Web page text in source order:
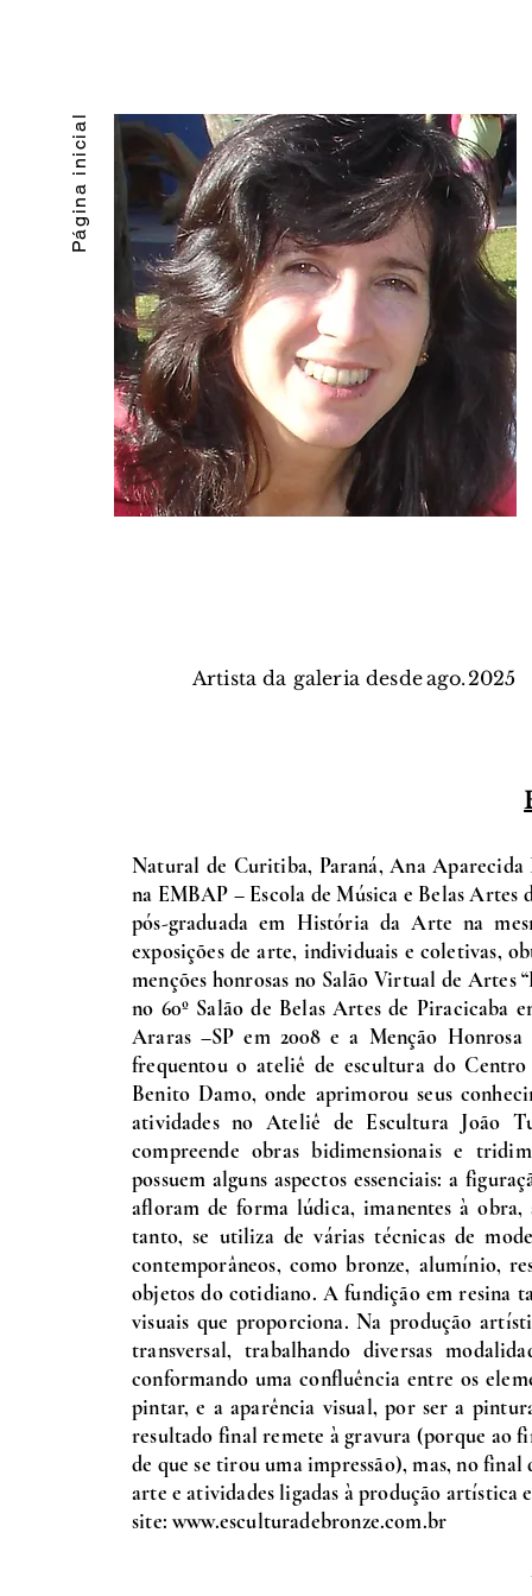
Página inicial
Artista da galeria desdeago.2025
Natural de Curitiba, Paraná, Ana Aparecida
na EMBAP – Escola de Música e Belas Artes
pós-graduada em História da Arte na
exposições de arte, individuais e coletivas,
menções honrosas no Salão Virtual de Artes
no 60º Salão de Belas Artes de Piracicaba
Araras –SP em 2008 e a Menção
frequentou o ateliê de escultura do
Benito Damo, onde aprimorou seus
atividades no Ateliê de Escultura João
compreende obras bidimensionais e
possuem alguns aspectos essenciais: a
afloram de forma lúdica, imanentes à obra,
tanto, se utiliza de várias técnicas de
contemporâneos, como bronze, alumínio,
objetos do cotidiano. A fundição em resina
visuais que proporciona. Na produção
transversal, trabalhando diversas
conformando uma confluência entre os
pintar, e a aparência visual, por ser a
resultado final remete à gravura (porque ao
de que se tirou uma impressão), mas, no
arte e atividades ligadas à produção artística
site:www.esculturadebronze.com.br